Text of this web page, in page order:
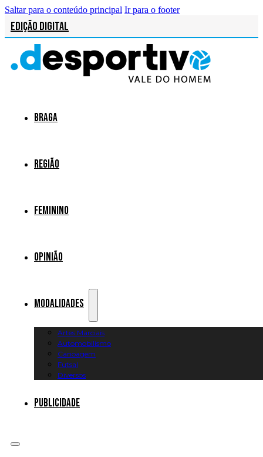
Saltar para o conteúdo principal Ir para o footer
Edição Digital
Braga
Região
Feminino
Opinião
Modalidades
Artes Marciais
Automobilismo
Canoagem
Futsal
Diversos
Publicidade